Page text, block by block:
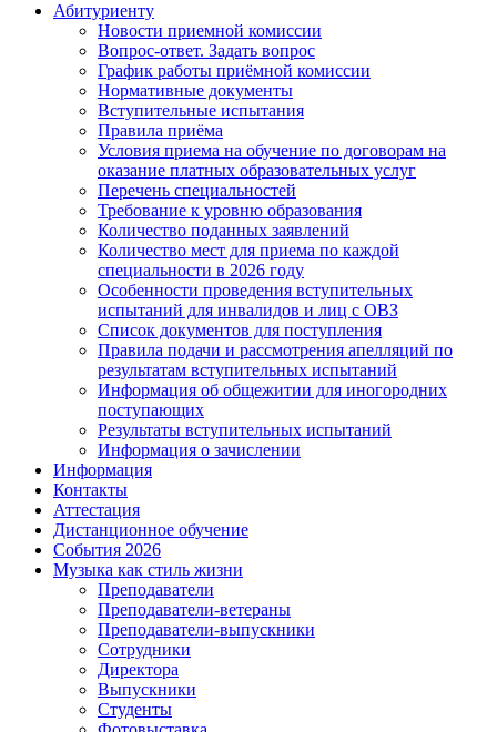
Абитуриенту
Новости приемной комиссии
Вопрос-ответ. Задать вопрос
График работы приёмной комиссии
Нормативные документы
Вступительные испытания
Правила приёма
Условия приема на обучение по договорам на
оказание платных образовательных услуг
Перечень специальностей
Требование к уровню образования
Количество поданных заявлений
Количество мест для приема по каждой
специальности в 2026 году
Особенности проведения вступительных
испытаний для инвалидов и лиц с ОВЗ
Список документов для поступления
Правила подачи и рассмотрения апелляций по
результатам вступительных испытаний
Информация об общежитии для иногородних
поступающих
Результаты вступительных испытаний
Информация о зачислении
Информация
Контакты
Аттестация
Дистанционное обучение
События 2026
Музыка как стиль жизни
Преподаватели
Преподаватели-ветераны
Преподаватели-выпускники
Сотрудники
Директора
Выпускники
Студенты